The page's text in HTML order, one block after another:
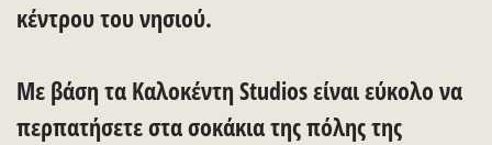
κέντρου του νησιού.
Με βάση τα Καλοκέντη Studios είναι εύκολο να
περπατήσετε στα σοκάκια της πόλης της